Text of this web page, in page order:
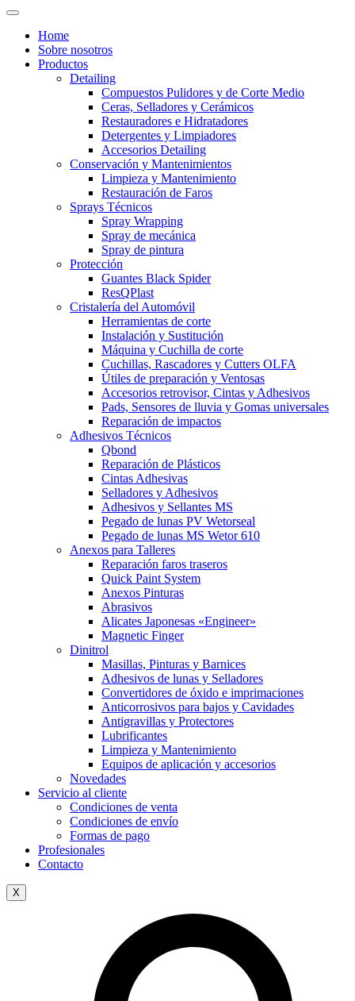
Home
Sobre nosotros
Productos
Detailing
Compuestos Pulidores y de Corte Medio
Ceras, Selladores y Cerámicos
Restauradores e Hidratadores
Detergentes y Limpiadores
Accesorios Detailing
Conservación y Mantenimientos
Limpieza y Mantenimiento
Restauración de Faros
Sprays Técnicos
Spray Wrapping
Spray de mecánica
Spray de pintura
Protección
Guantes Black Spider
ResQPlast
Cristalería del Automóvil
Herramientas de corte
Instalación y Sustitución
Máquina y Cuchilla de corte
Cuchillas, Rascadores y Cutters OLFA
Útiles de preparación y Ventosas
Accesorios retrovisor, Cintas y Adhesivos
Pads, Sensores de lluvia y Gomas universales
Reparación de impactos
Adhesivos Técnicos
Qbond
Reparación de Plásticos
Cintas Adhesivas
Selladores y Adhesivos
Adhesivos y Sellantes MS
Pegado de lunas PV Wetorseal
Pegado de lunas MS Wetor 610
Anexos para Talleres
Reparación faros traseros
Quick Paint System
Anexos Pinturas
Abrasivos
Alicates Japonesas «Engineer»
Magnetic Finger
Dinitrol
Masillas, Pinturas y Barnices
Adhesivos de lunas y Selladores
Convertidores de óxido e imprimaciones
Anticorrosivos para bajos y Cavidades
Antigravillas y Protectores
Lubrificantes
Limpieza y Mantenimiento
Equipos de aplicación y accesorios
Novedades
Servicio al cliente
Condiciones de venta
Condiciones de envío
Formas de pago
Profesionales
Contacto
X